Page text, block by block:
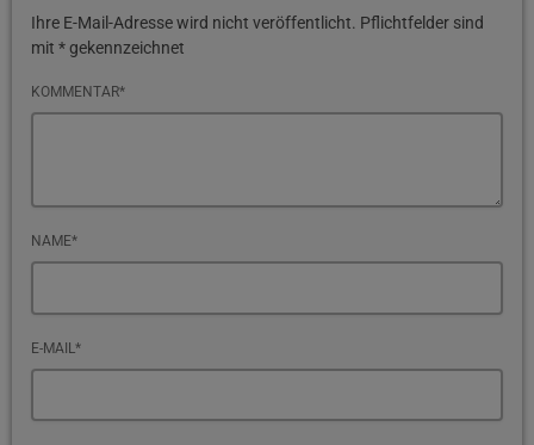
Ihre E-Mail-Adresse wird nicht veröffentlicht. Pflichtfelder sind
mit * gekennzeichnet
KOMMENTAR*
NAME*
E-MAIL*